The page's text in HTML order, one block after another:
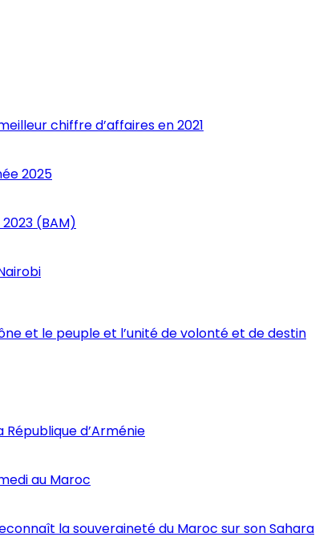
chiffre d’affaires en 2021
2025
(BAM)
et le peuple et l’unité de volonté et de destin
d’Arménie
au Maroc
la souveraineté du Maroc sur son Sahara